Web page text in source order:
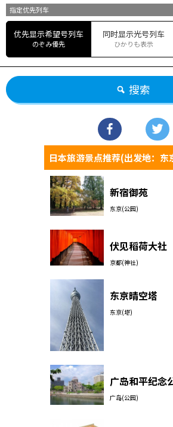
指定优先列车
优先显示希望号列车
のぞみ優先
同时显示光号列车
ひかりも表示
搜索
日本旅游景点推荐(出发地：东
新宿御苑
东京(公园)
伏见稻荷大社
京都(神社)
东京晴空塔
东京(塔)
广岛和平纪念
广岛(公园)